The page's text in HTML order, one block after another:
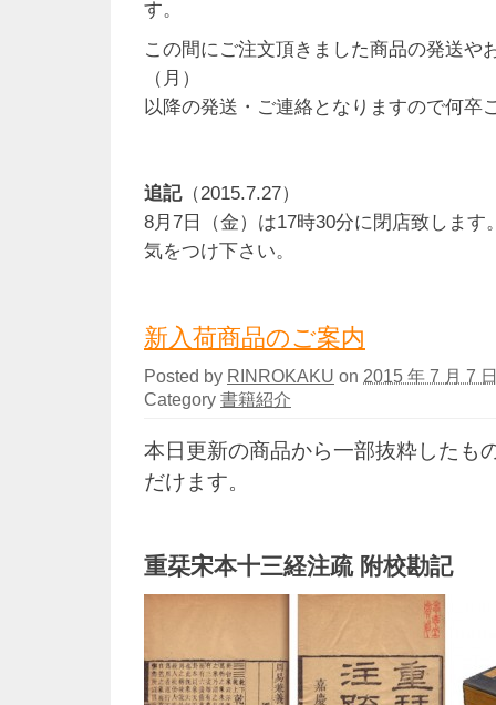
す。
この間にご注文頂きました商品の発送や
（月）
以降の発送・ご連絡となりますので何卒
追記（2015.7.27）
8月7日（金）は17時30分に閉店致します
気をつけ下さい。
新入荷商品のご案内
Posted by RINROKAKU on 2015 年 7 月 7
Category 書籍紹介
本日更新の商品から一部抜粋したも
だけます。
重栞宋本十三経注疏 附校勘記